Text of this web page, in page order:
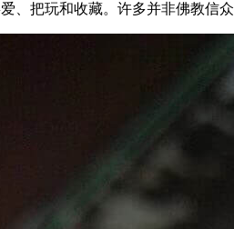
、把玩和收藏。许多并非佛教